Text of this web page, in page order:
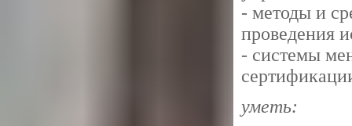
- методы и
проведения
- системы
уметь: